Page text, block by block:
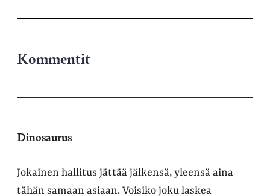
Kommentit
Dinosaurus
Jokainen hallitus jättää jälkensä, yleensä aina
tähän samaan asiaan. Voisiko joku laskea